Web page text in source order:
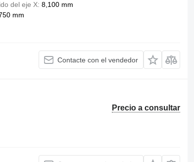
del eje X 8,100 mm
mm
Contacte con el vendedor
Precio a consultar